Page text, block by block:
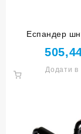
Еспандер
довжина 5 м,
мм
Додати в